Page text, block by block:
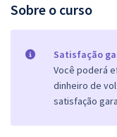
Sobre o curso
Satisfação
Você poderá
dinheiro de
satisfação